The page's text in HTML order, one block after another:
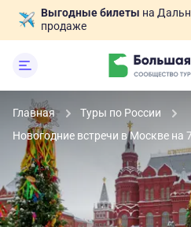
Выгодные билеты на
продаже
Главная
Туры по России
Новогодние встречи в Москве на